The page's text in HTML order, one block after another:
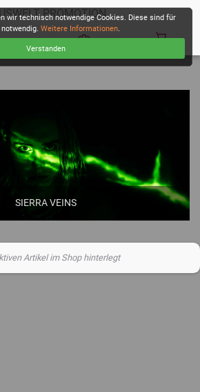
PROMOTION
SIERRA VEINS
Artikel im Shop hinterlegt
wir technisch notwendige Cookies. Diese sind für
notwendig.Weitere Informationen.
Verstanden